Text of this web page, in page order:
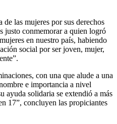
las mujeres por sus derechos
justo conmemorar a quien logró
en nuestro país, habiendo
social por ser joven, mujer,
con una que alude a una
e importancia a nivel
ayuda solidaria se extendió a más
17”, concluyen las propiciantes